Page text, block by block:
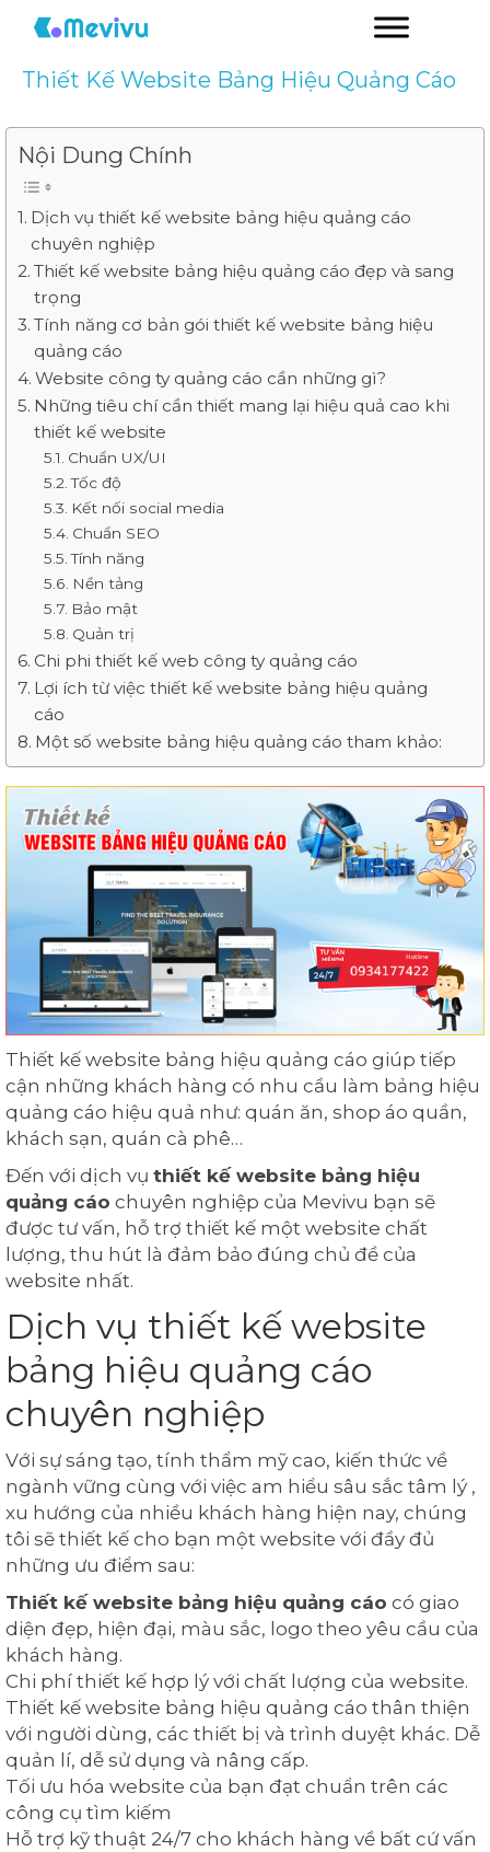
Thiết Kế Website Bảng Hiệu Quảng Cáo
Nội Dung Chính
Dịch vụ thiết kế website bảng hiệu quảng cáo
chuyên nghiệp
Thiết kế website bảng hiệu quảng cáo đẹp và sang
trọng
Tính năng cơ bản gói thiết kế website bảng hiệu
quảng cáo
Website công ty quảng cáo cần những gì?
Những tiêu chí cần thiết mang lại hiệu quả cao khi
thiết kế website
Chuẩn UX/UI
Tốc độ
Kết nối social media
Chuẩn SEO
Tính năng
Nền tảng
Bảo mật
Quản trị
Chi phi thiết kế web công ty quảng cáo
Lợi ích từ việc thiết kế website bảng hiệu quảng
cáo
Một số website bảng hiệu quảng cáo tham khảo:
Thiết kế website bảng hiệu quảng cáo giúp tiếp
cận những khách hàng có nhu cầu làm bảng hiệu
quảng cáo hiệu quả như: quán ăn, shop áo quần,
khách sạn, quán cà phê…
Đến với dịch vụ thiết kế website bảng hiệu
quảng cáo chuyên nghiệp của Mevivu bạn sẽ
được tư vấn, hỗ trợ thiết kế một website chất
lượng, thu hút là đảm bảo đúng chủ đề của
website nhất.
Dịch vụ thiết kế website
bảng hiệu quảng cáo
chuyên nghiệp
Với sự sáng tạo, tính thẩm mỹ cao, kiến thức về
ngành vững cùng với việc am hiểu sâu sắc tâm lý ,
xu hướng của nhiều khách hàng hiện nay, chúng
tôi sẽ thiết kế cho bạn một website với đầy đủ
những ưu điểm sau:
Thiết kế website bảng hiệu quảng cáo có giao
diện đẹp, hiện đại, màu sắc, logo theo yêu cầu của
khách hàng.
Chi phí thiết kế hợp lý với chất lượng của website.
Thiết kế website bảng hiệu quảng cáo thân thiện
với người dùng, các thiết bị và trình duyệt khác. Dễ
quản lí, dễ sử dụng và nâng cấp.
Tối ưu hóa website của bạn đạt chuẩn trên các
công cụ tìm kiếm
Hỗ trợ kỹ thuật 24/7 cho khách hàng về bất cứ vấn